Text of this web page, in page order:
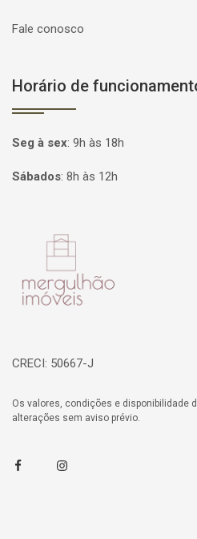
Fale conosco
Horário de
Seg à sex: 9h às 18h
Sábados: 8h às 12h
CRECI: 50667-J
Os valores, condições e disponibilidade
alterações sem aviso prévio.
FacebookInstagram